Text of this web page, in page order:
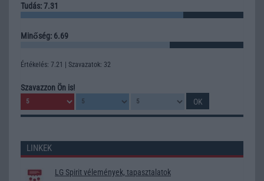
Tudás: 7.31
Minőség: 6.69
Értékelés: 7.21 | Szavazatok: 32
Szavazzon Ön is!
LINKEK
LG Spirit vélemények, tapasztalatok